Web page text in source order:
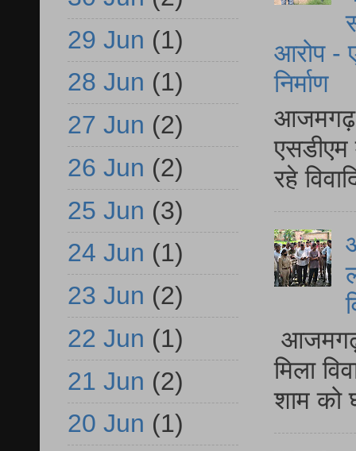
आरोप -
निर्माण
आजमगढ़
एसडीएम
रहे
आजमगढ़
मिला
शाम को
29 Jun (1)
28 Jun (1)
27 Jun (2)
26 Jun (2)
25 Jun (3)
24 Jun (1)
23 Jun (2)
22 Jun (1)
21 Jun (2)
20 Jun (1)